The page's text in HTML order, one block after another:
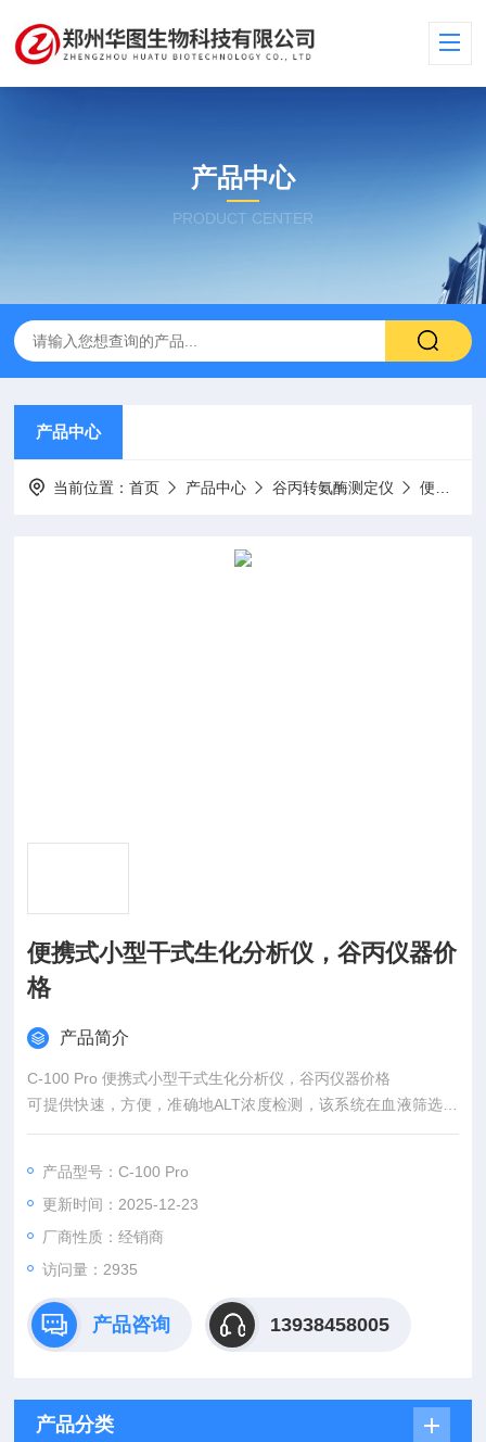
产品中心
PRODUCT CENTER
产品中心
当前位置：首页 产品中心 谷丙转氨酶测定仪 便携式谷丙转氨酶检测仪
便携式小型干式生化分析仪，谷丙仪器价
格
产品简介
C-100 Pro 便携式小型干式生化分析仪，谷丙仪器价格
可提供快速，方便，准确地ALT浓度检测，该系统在血液筛选的
应用将大大将杜血液的报废率。
3部完成检测，约2分钟出结果
产品型号：C-100 Pro
更新时间：2025-12-23
厂商性质：经销商
访问量：2935
产品咨询 13938458005
产品分类